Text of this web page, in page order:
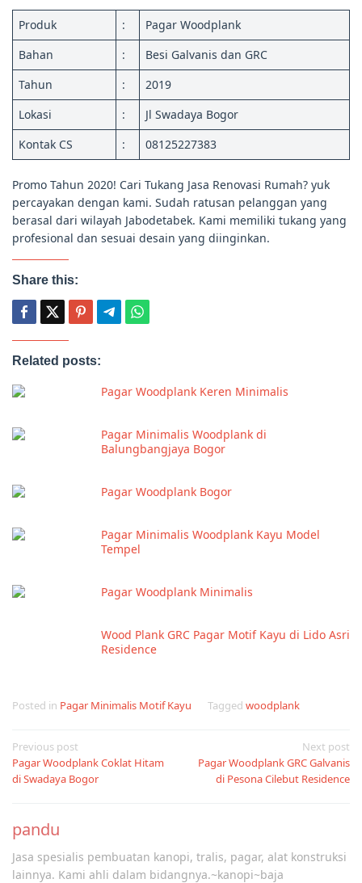
Produk :
Pagar Woodplank
Bahan
:
Besi Galvanis dan GRC
Tahun
:
2019
Lokasi
:
Jl Swadaya Bogor
Kontak CS
: 08125227383
Promo Tahun 2020! Cari Tukang Jasa Renovasi Rumah? yuk
percayakan dengan kami. Sudah ratusan pelanggan yang
berasal dari wilayah Jabodetabek. Kami memiliki tukang yang
profesional dan sesuai desain yang diinginkan.
Share this:
Related posts:
Pagar Woodplank Keren Minimalis
Pagar Minimalis Woodplank di
Balungbangjaya Bogor
Pagar Woodplank Bogor
Pagar Minimalis Woodplank Kayu Model
Tempel
Pagar Woodplank Minimalis
Wood Plank GRC Pagar Motif Kayu di Lido Asri
Residence
Posted in Pagar Minimalis Motif Kayu Tagged woodplank
Post
navigation
Previous post
Pagar Woodplank Coklat Hitam
di Swadaya Bogor
Next post
Pagar Woodplank GRC Galvanis
di Pesona Cilebut Residence
pandu
Jasa spesialis pembuatan kanopi, tralis, pagar, alat konstruksi
lainnya. Kami ahli dalam bidangnya.~kanopi~baja